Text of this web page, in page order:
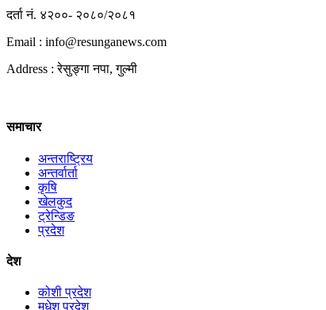
दर्ता नं. ४२००- २०८०/२०८१
Email : info@resunganews.com
Address : रेसुङ्गा नपा, गुल्मी
समाचार
अन्तराष्ट्रिय
अन्तर्वार्ता
कृषि
खेलकुद
ट्रेन्डिङ
प्रदेश
देश
कोशी प्रदेश
मधेश प्रदेश